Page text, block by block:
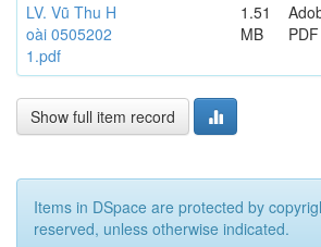
LV. Vũ Thu H
oài 0505202
1.pdf
1.51
MB
PDF
Show full item record
Items in DSpace are protected by
reserved, unless otherwise indicated.